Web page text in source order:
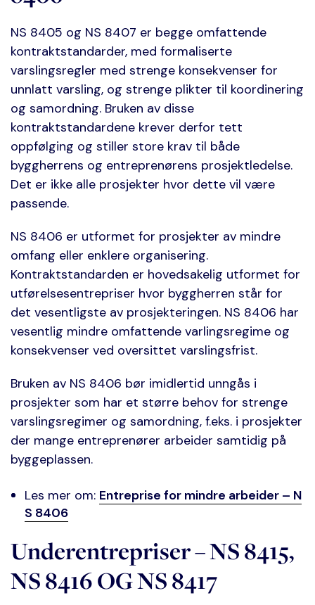
NS 8405 og NS 8407 er begge omfattende
kontraktstandarder, med formaliserte
varslingsregler med strenge konsekvenser for
unnlatt varsling, og strenge plikter til koordinering
og samordning. Bruken av disse
kontraktstandardene krever derfor tett
oppfølging og stiller store krav til både
byggherrens og entreprenørens prosjektledelse.
Det er ikke alle prosjekter hvor dette vil være
passende.
NS 8406 er utformet for prosjekter av mindre
omfang eller enklere organisering.
Kontraktstandarden er hovedsakelig utformet for
utførelsesentrepriser hvor byggherren står for
det vesentligste av prosjekteringen. NS 8406 har
vesentlig mindre omfattende varlingsregime og
konsekvenser ved oversittet varslingsfrist.
Bruken av NS 8406 bør imidlertid unngås i
prosjekter som har et større behov for strenge
varslingsregimer og samordning, f.eks. i prosjekter
der mange entreprenører arbeider samtidig på
byggeplassen.
Les mer om: Entreprise for mindre arbeider – N
S 8406
Underentrepriser – NS 8415,
NS 8416 OG NS 8417